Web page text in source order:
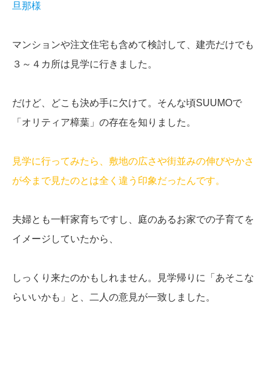
旦那様
マンションや注文住宅も含めて検討して、建売だけでも
３～４カ所は見学に行きました。
だけど、どこも決め手に欠けて。そんな頃SUUMOで
「オリティア樟葉」の存在を知りました。
見学に行ってみたら、敷地の広さや街並みの伸びやかさ
が今まで見たのとは全く違う印象だったんです。
夫婦とも一軒家育ちですし、庭のあるお家での子育てを
イメージしていたから、
しっくり来たのかもしれません。見学帰りに「あそこな
らいいかも」と、二人の意見が一致しました。